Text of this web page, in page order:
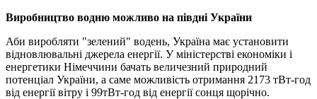
Виробництво водню можливо на півдні України
Аби виробляти "зелений" водень, Україна має установити
відновлювальні джерела енергії. У міністерстві економіки і
енергетики Німеччини бачать величезний природний
потенціал України, а саме можливість отримання 2173 тВт-год
від енергії вітру і 99тВт-год від енергії сонця щорічно.